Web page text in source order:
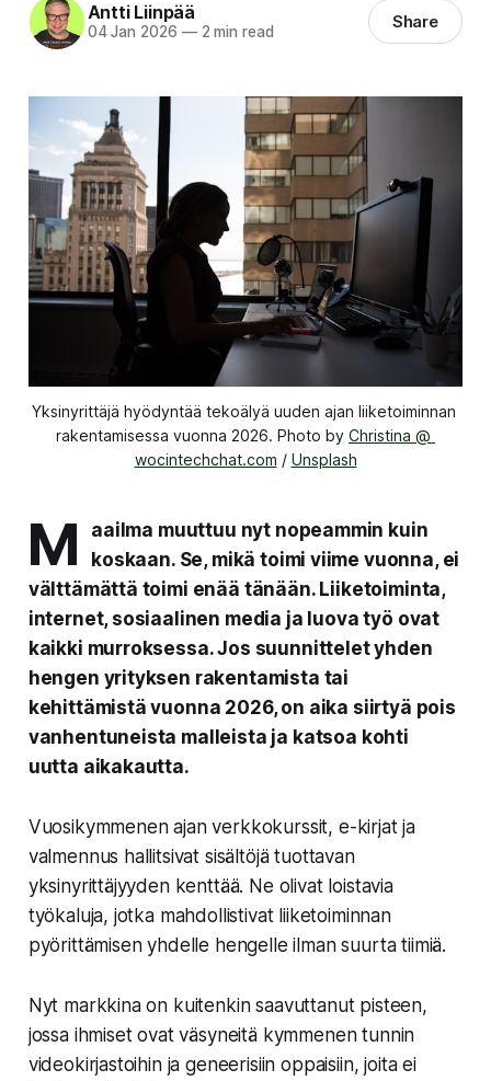
Antti Liinpää
04 Jan 2026 —2 min read Share
Yksinyrittäjä hyödyntää tekoälyä uuden ajan liiketoiminnan
rakentamisessa vuonna 2026. Photo by Christina @
wocintechchat.com / Unsplash
M
aailma muuttuu nyt nopeammin kuin
koskaan. Se, mikä toimi viime vuonna, ei
välttämättä toimi enää tänään. Liiketoiminta,
internet, sosiaalinen media ja luova työ ovat
kaikki murroksessa. Jos suunnittelet yhden
hengen yrityksen rakentamista tai
kehittämistä vuonna 2026, on aika siirtyä pois
vanhentuneista malleista ja katsoa kohti
uutta aikakautta.
Vuosikymmenen ajan verkkokurssit, e-kirjat ja
valmennus hallitsivat sisältöjä tuottavan
yksinyrittäjyyden kenttää. Ne olivat loistavia
työkaluja, jotka mahdollistivat liiketoiminnan
pyörittämisen yhdelle hengelle ilman suurta tiimiä.
Nyt markkina on kuitenkin saavuttanut pisteen,
jossa ihmiset ovat väsyneitä kymmenen tunnin
videokirjastoihin ja geneerisiin oppaisiin, joita ei